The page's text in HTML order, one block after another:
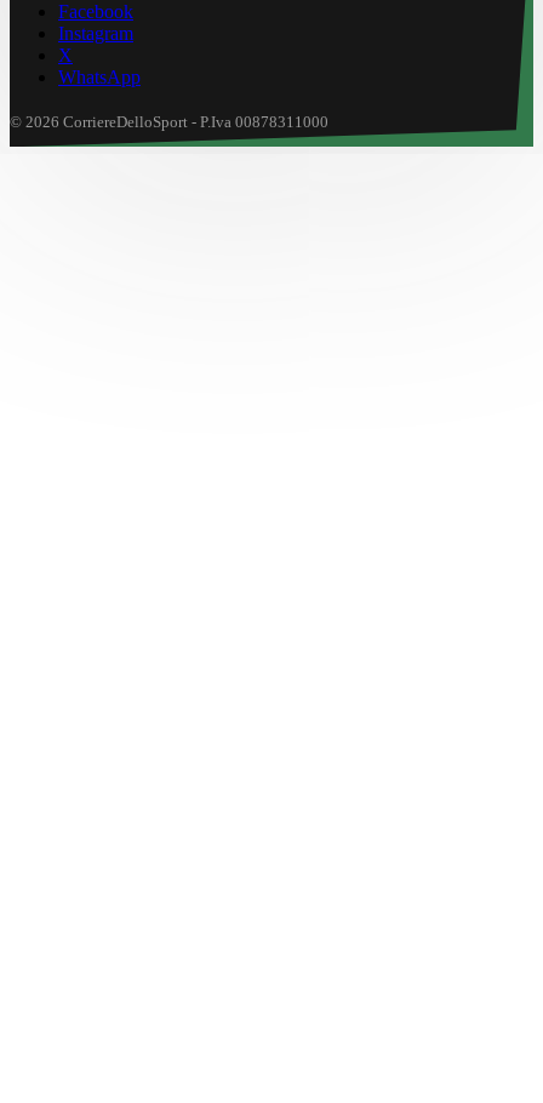
Facebook
Instagram
X
WhatsApp
© 2026 CorriereDelloSport - P.Iva 00878311000